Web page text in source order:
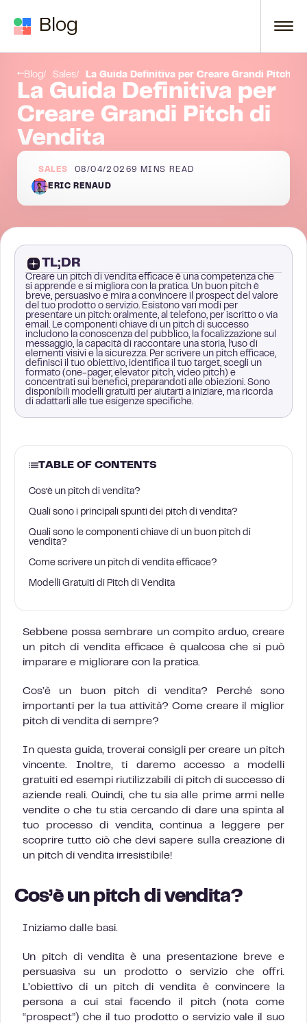
Blog
Blog Sales La Guida Definitiva per Creare Grandi Pitch di
La Guida Definitiva per
Creare Grandi Pitch di
Vendita
SALES 08/04/20269 MINS READ
ERIC RENAUD
TL;DR
Creare un pitch di vendita efficace è una competenza che
si apprende e si migliora con la pratica. Un buon pitch è
breve, persuasivo e mira a convincere il prospect del valore
del tuo prodotto o servizio. Esistono vari modi per
presentare un pitch: oralmente, al telefono, per iscritto o via
email. Le componenti chiave di un pitch di successo
includono la conoscenza del pubblico, la focalizzazione sul
messaggio, la capacità di raccontare una storia, l’uso di
elementi visivi e la sicurezza. Per scrivere un pitch efficace,
definisci il tuo obiettivo, identifica il tuo target, scegli un
formato (one-pager, elevator pitch, video pitch) e
concentrati sui benefici, preparandoti alle obiezioni. Sono
disponibili modelli gratuiti per aiutarti a iniziare, ma ricorda
di adattarli alle tue esigenze specifiche.
TABLE OF CONTENTS
Cos’è un pitch di vendita?
Quali sono i principali spunti dei pitch di vendita?
Quali sono le componenti chiave di un buon pitch di
vendita?
Come scrivere un pitch di vendita efficace?
Modelli Gratuiti di Pitch di Vendita
Sebbene possa sembrare un compito arduo, creare
un pitch di vendita efficace è qualcosa che si può
imparare e migliorare con la pratica.
Cos’è un buon pitch di vendita? Perché sono
importanti per la tua attività? Come creare il miglior
pitch di vendita di sempre?
In questa guida, troverai consigli per creare un pitch
vincente. Inoltre, ti daremo accesso a modelli
gratuiti ed esempi riutilizzabili di pitch di successo di
aziende reali. Quindi, che tu sia alle prime armi nelle
vendite o che tu stia cercando di dare una spinta al
tuo processo di vendita, continua a leggere per
scoprire tutto ciò che devi sapere sulla creazione di
un pitch di vendita irresistibile!
Cos’è un pitch di vendita?
Iniziamo dalle basi.
Un pitch di vendita è una presentazione breve e
persuasiva su un prodotto o servizio che offri.
L’obiettivo di un pitch di vendita è convincere la
persona a cui stai facendo il pitch (nota come
“prospect”) che il tuo prodotto o servizio vale il suo